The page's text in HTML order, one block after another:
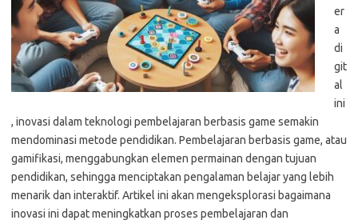
er
a
di
git
al
ini
, inovasi dalam teknologi pembelajaran berbasis game semakin
mendominasi metode pendidikan. Pembelajaran berbasis game, atau
gamifikasi, menggabungkan elemen permainan dengan tujuan
pendidikan, sehingga menciptakan pengalaman belajar yang lebih
menarik dan interaktif. Artikel ini akan mengeksplorasi bagaimana
inovasi ini dapat meningkatkan proses pembelajaran dan